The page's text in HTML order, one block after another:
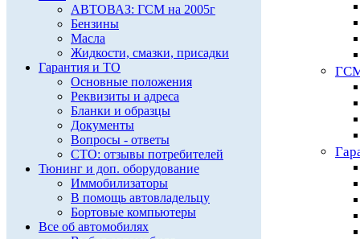
АВТОВАЗ: ГСМ на 2005г
Бензины
Масла
Жидкости, смазки, присадки
Гарантия и ТО
Основные положения
Реквизиты и адреса
Бланки и образцы
Документы
Вопросы - ответы
СТО: отзывы потребителей
Тюнинг и доп. оборудование
Иммобилизаторы
В помощь автовладельцу
Бортовые компьютеры
Все об автомобилях